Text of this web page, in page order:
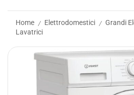
Home / Elettrodomestici / Grandi
Lavatrici